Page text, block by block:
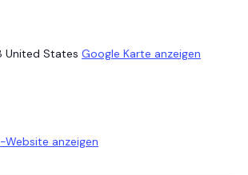
United States Google Karte anzeigen
anzeigen